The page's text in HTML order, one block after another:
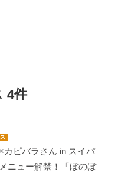
4件
カピバラさん in スイパ
ニュー解禁！「ぼのぼ